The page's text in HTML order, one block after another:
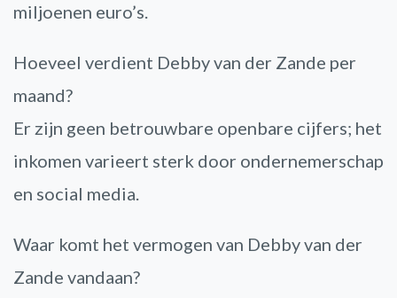
miljoenen euro’s.
Hoeveel verdient Debby van der Zande per
maand?
Er zijn geen betrouwbare openbare cijfers; het
inkomen varieert sterk door ondernemerschap
en social media.
Waar komt het vermogen van Debby van der
Zande vandaan?